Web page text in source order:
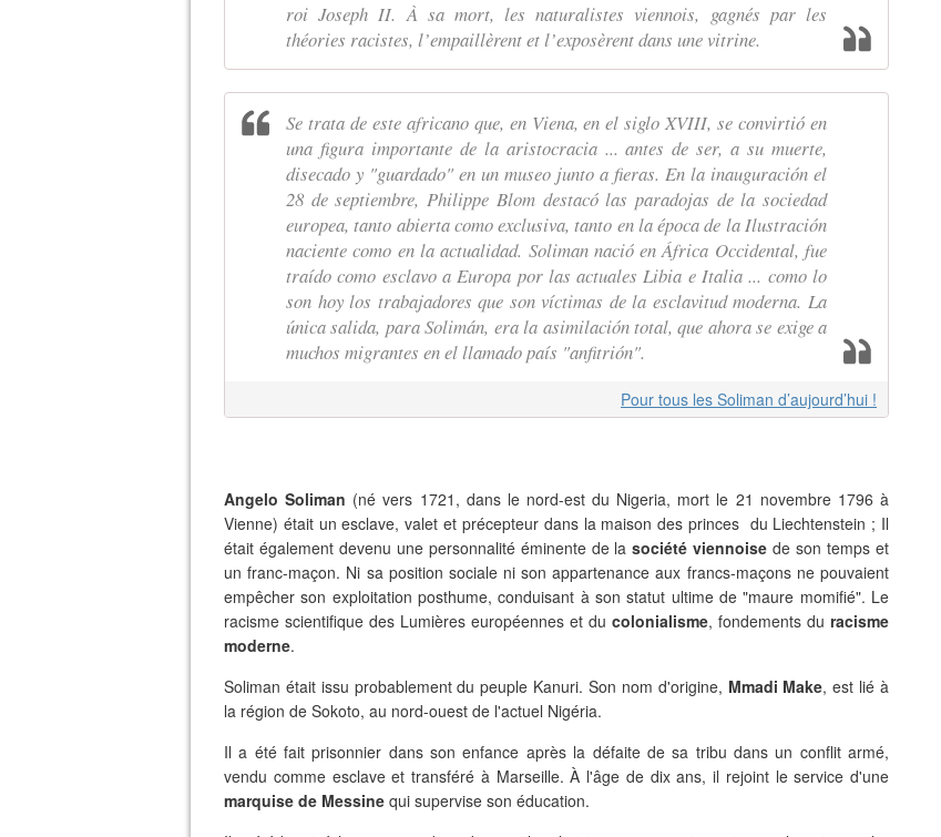
roi Joseph II. À sa mort, les naturalistes viennois, gagnés par les
théories racistes, l’empaillèrent et l’exposèrent dans une vitrine.
Se trata de este africano que, en Viena, en el siglo XVIII, se convirtió en
una figura importante de la aristocracia ... antes de ser, a su muerte,
disecado y "guardado" en un museo junto a fieras. En la inauguración el
28 de septiembre, Philippe Blom destacó las paradojas de la sociedad
europea, tanto abierta como exclusiva, tanto en la época de la Ilustración
naciente como en la actualidad. Soliman nació en África Occidental, fue
traído como esclavo a Europa por las actuales Libia e Italia ... como lo
son hoy los trabajadores que son víctimas de la esclavitud moderna. La
única salida, para Solimán, era la asimilación total, que ahora se exige a
muchos migrantes en el llamado país "anfitrión".
Pour tous les Soliman d’aujourd’hui !
Angelo Soliman (né vers 1721, dans le nord-est du Nigeria, mort le 21 novembre 1796 à
Vienne) était un esclave, valet et précepteur dans la maison des princes du Liechtenstein ; Il
était également devenu une personnalité éminente de lasociété viennoise de son temps et
un franc-maçon. Ni sa position sociale ni son appartenance aux francs-maçons ne pouvaient
empêcher son exploitation posthume, conduisant à son statut ultime de "maure momifié". Le
racisme scientifique des Lumières européennes et du colonialisme, fondements du racisme
moderne.
Soliman était issu probablement du peuple Kanuri. Son nom d'origine, Mmadi Make, est lié à
la région de Sokoto, au nord-ouest de l'actuel Nigéria.
Il a été fait prisonnier dans son enfance après la défaite de sa tribu dans un conflit armé,
vendu comme esclave et transféré à Marseille. À l'âge de dix ans, il rejoint le service d'une
marquise de Messine qui supervise son éducation.